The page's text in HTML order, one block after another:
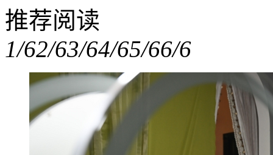
推荐阅读
1/62/63/64/65/66/6